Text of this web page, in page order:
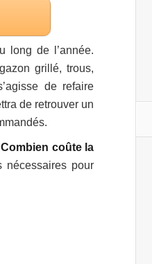
long de l’année.
grillé, trous,
de refaire
de retrouver un
Combien coûte la
pour